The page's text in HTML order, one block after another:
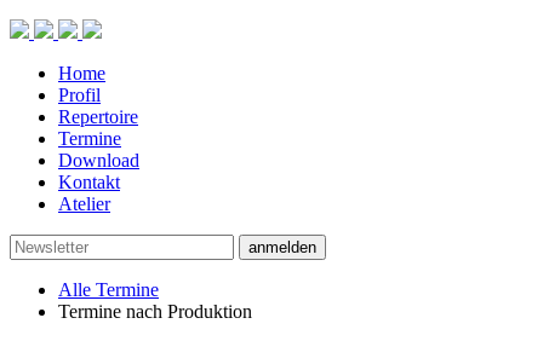
Home
Profil
Repertoire
Termine
Download
Kontakt
Atelier
anmelden
Alle Termine
Termine nach Produktion